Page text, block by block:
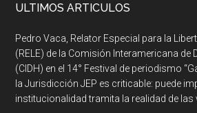
ULTIMOS ARTICULOS
Pedro Vaca, Relator Especial para la
(RELE) de la Comisión Interamericana de
(CIDH) en el 14° Festival de periodismo
la Jurisdicción JEP es criticable: puede
institucionalidad tramita la realidad de las